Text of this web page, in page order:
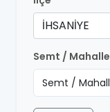
İHSANİYE
Semt / Mahalle